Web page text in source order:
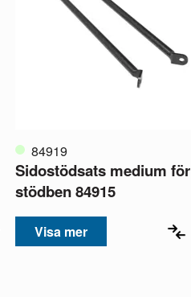
84919
Sidostödsats medium för
stödben 84915
Visa mer